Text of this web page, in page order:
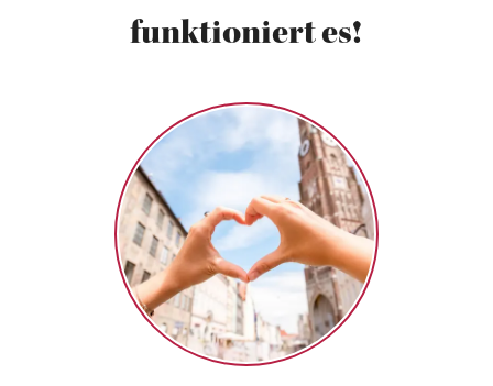
funktioniert es!